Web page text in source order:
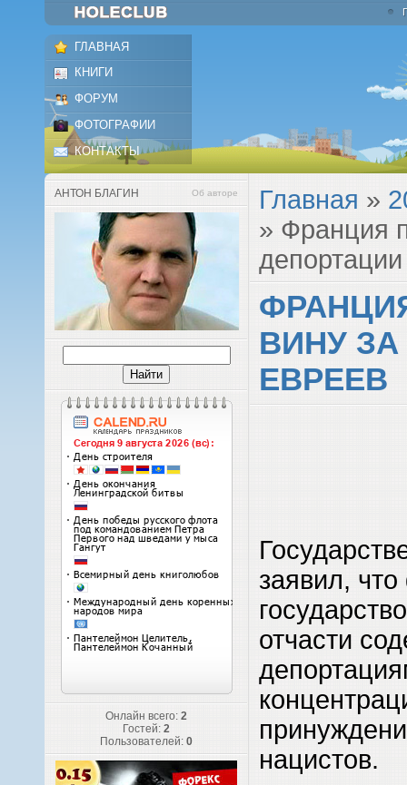
ГЛАВНАЯ
КНИГИ
ФОРУМ
ФОТОГРАФИИ
КОНТАКТЫ
АНТОН БЛАГИН Об авторе
Онлайн всего: 2
Гостей: 2
Пользователей: 0
Главная »
» Франция
ВИНУ
ЕВРЕЕВ
заявил,
отчасти
нацистов.